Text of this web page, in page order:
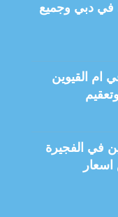
في دبي وجميع
ام القيوين
في الفجيرة